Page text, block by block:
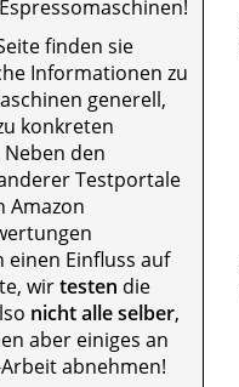
finden sie
Informationen zu
generell,
konkreten
den
Testportale
Amazon
einen Einfluss auf
wirtesten die
nicht alle selber,
aber einiges an
abnehmen!